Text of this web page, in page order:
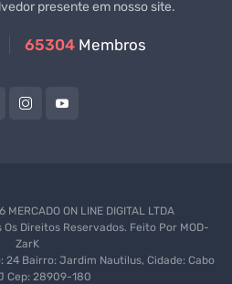
presente em nosso site.
65304 Membros
ON LINE DIGITAL LTDA
Os Direitos Reservados. Feito Por MOD-
ZarK
24 Bairro: Jardim Nautilus, Cidade: Cabo
Cep: 28909-180